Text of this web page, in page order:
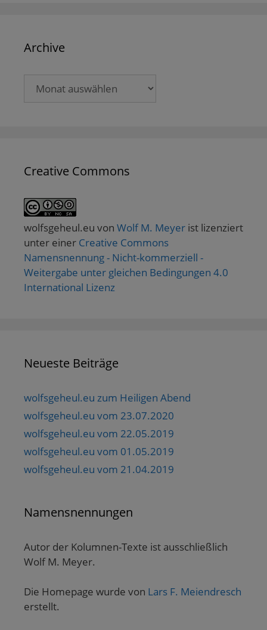
Archive
Creative Commons
wolfsgeheul.eu von Wolf M. Meyer ist lizenziert
unter einer Creative Commons
Namensnennung - Nicht-kommerziell -
Weitergabe unter gleichen Bedingungen 4.0
International Lizenz
Neueste Beiträge
wolfsgeheul.eu zum Heiligen Abend
wolfsgeheul.eu vom 23.07.2020
wolfsgeheul.eu vom 22.05.2019
wolfsgeheul.eu vom 01.05.2019
wolfsgeheul.eu vom 21.04.2019
Namensnennungen
Autor der Kolumnen-Texte ist ausschließlich
Wolf M. Meyer.
Die Homepage wurde von Lars F. Meiendresch
erstellt.